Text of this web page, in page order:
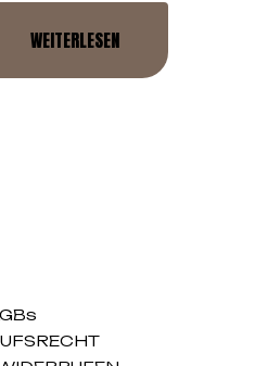
WEITERLESEN